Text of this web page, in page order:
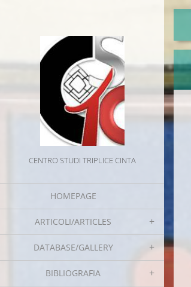
CENTRO STUDI TRIPLICE CINTA
HOMEPAGE
ARTICOLI/ARTICLES
DATABASE/GALLERY
BIBLIOGRAFIA